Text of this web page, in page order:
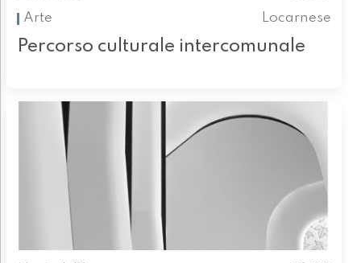
Arte
Locarnese
Percorso culturale intercomunale